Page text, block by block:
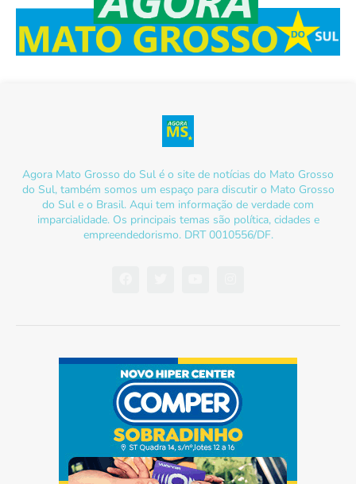
Agora Mato Grosso do Sul é o site de notícias do Mato Grosso
do Sul, também somos um espaço para discutir o Mato Grosso
do Sul e o Brasil. Aqui tem informação de verdade com
imparcialidade. Os principais temas são política, cidades e
empreendedorismo. DRT 0010556/DF.